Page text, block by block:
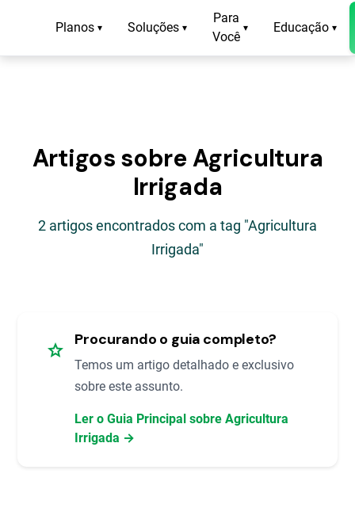
Planos ▾ Soluções ▾
Para
Você
▾ Educação ▾
Artigos sobre Agricultura
Irrigada
2 artigos encontrados com a tag "Agricultura
Irrigada"
star Procurando o guia completo?
Temos um artigo detalhado e exclusivo
sobre este assunto.
Ler o Guia Principal sobre Agricultura
Irrigada →